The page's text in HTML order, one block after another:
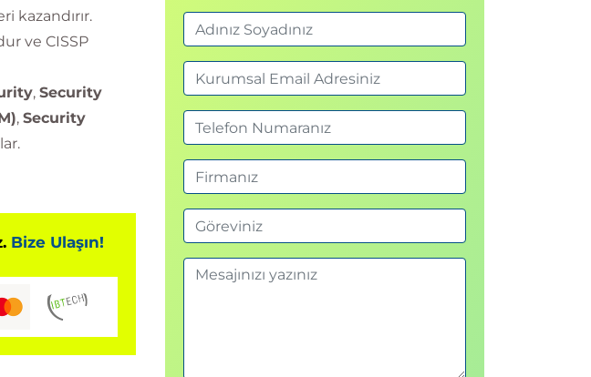
kazandırır.
ve CISSP
, Security
, Security
Bize Ulaşın!